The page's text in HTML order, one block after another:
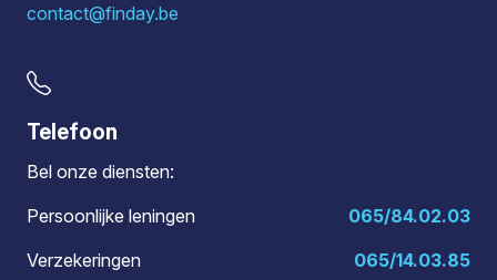
contact@finday.be
Telefoon
Bel onze diensten:
Persoonlijke leningen
065/84.02.03
Verzekeringen
065/14.03.85